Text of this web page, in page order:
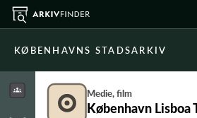
KØBENHAVNS STADSARKIV
Medie, film
København Lisboa